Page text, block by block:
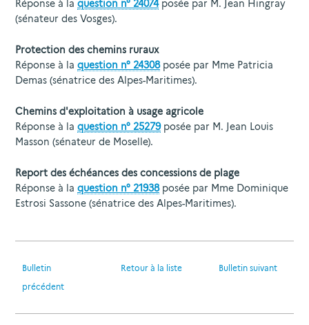
Réponse à la question n° 24074posée par M. Jean Hingray
(sénateur des Vosges).
Protection des chemins ruraux
Réponse à la question n° 24308posée par Mme Patricia
Demas (sénatrice des Alpes-Maritimes).
Chemins d'exploitation à usage agricole
Réponse à la question n° 25279posée par M. Jean Louis
Masson (sénateur de Moselle).
Report des échéances des concessions de plage
Réponse à la question n° 21938posée par Mme Dominique
Estrosi Sassone (sénatrice des Alpes-Maritimes).
Bulletin
précédent
Retour à la liste Bulletin suivant